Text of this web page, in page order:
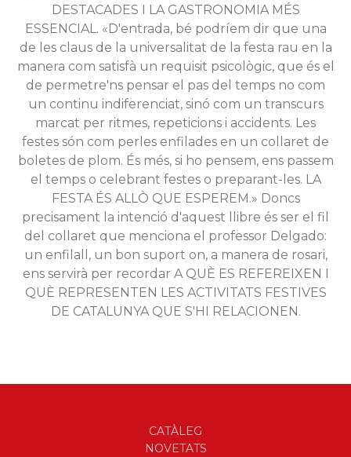
DESTACADES I LA GASTRONOMIA MÉS
ESSENCIAL. «D'entrada, bé podríem dir que una
de les claus de la universalitat de la festa rau en la
manera com satisfà un requisit psicològic, que és el
de permetre'ns pensar el pas del temps no com
un continu indiferenciat, sinó com un transcurs
marcat per ritmes, repeticions i accidents. Les
festes són com perles enfilades en un collaret de
boletes de plom. És més, si ho pensem, ens passem
el temps o celebrant festes o preparant-les. LA
FESTA ÉS ALLÒ QUE ESPEREM.» Doncs
precisament la intenció d'aquest llibre és ser el fil
del collaret que menciona el professor Delgado:
un enfilall, un bon suport on, a manera de rosari,
ens servirà per recordar A QUÈ ES REFEREIXEN I
QUÈ REPRESENTEN LES ACTIVITATS FESTIVES
DE CATALUNYA QUE S'HI RELACIONEN.
CATÀLEG
NOVETATS